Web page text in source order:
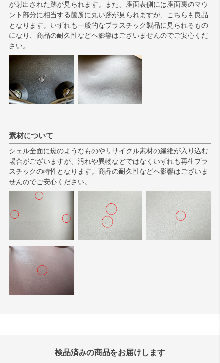
が射出された跡が見られます。また、座面表側には座面裏のマウ
ント部分に相当する箇所に丸い跡が見られますが、こちらも良品
となります。いずれも一般的なプラスチック製品に見られるもの
になり、商品の耐久性などへ影響はございませんのでご安心くだ
さい。
素材について
シェル全面に斑のようなものやリサイクル素材の繊維が入り込む
場合がございますが、汚れや異物などではなくいずれも再生プラ
スチックの特性となります。商品の耐久性などへ影響はございま
せんのでご安心ください。
検品済みの商品をお届けします